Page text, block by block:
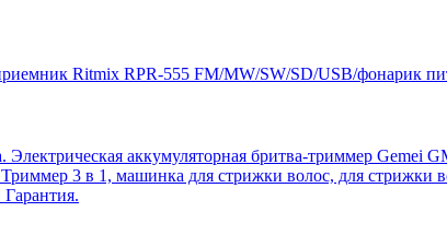
Ritmix RPR-555 FM/MW/SW/SD/USB/фонарик
аккумуляторная бритва-триммер Gemei
3 в 1, машинка для стрижки волос, для стрижки